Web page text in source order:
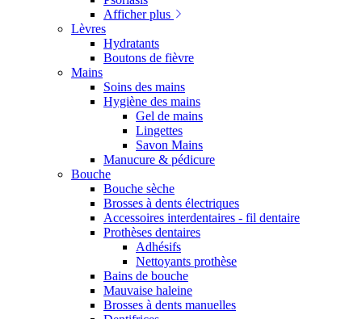
Afficher plus
Lèvres
Hydratants
Boutons de fièvre
Mains
Soins des mains
Hygiène des mains
Gel de mains
Lingettes
Savon Mains
Manucure & pédicure
Bouche
Bouche sèche
Brosses à dents électriques
Accessoires interdentaires - fil dentaire
Prothèses dentaires
Adhésifs
Nettoyants prothèse
Bains de bouche
Mauvaise haleine
Brosses à dents manuelles